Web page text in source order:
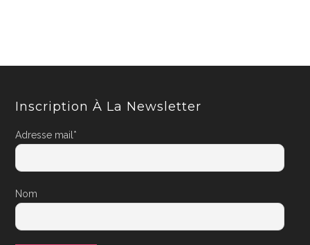
Inscription À La Newsletter
Adresse mail*
Nom